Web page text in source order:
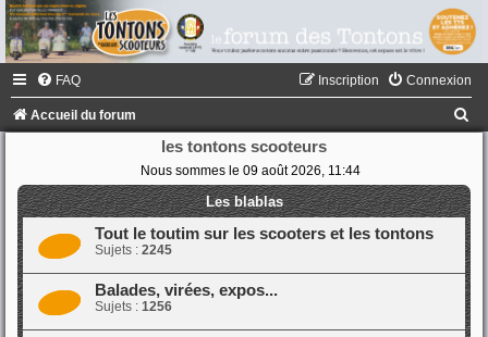
FAQ Connexion
Inscription
Accueil du forum
les tontons scooteurs
Nous sommes le 09 août 2026, 11:44
Les blablas
Tout le toutim sur les scooters et les tontons
Sujets : 2245
Balades, virées, expos...
Sujets : 1256